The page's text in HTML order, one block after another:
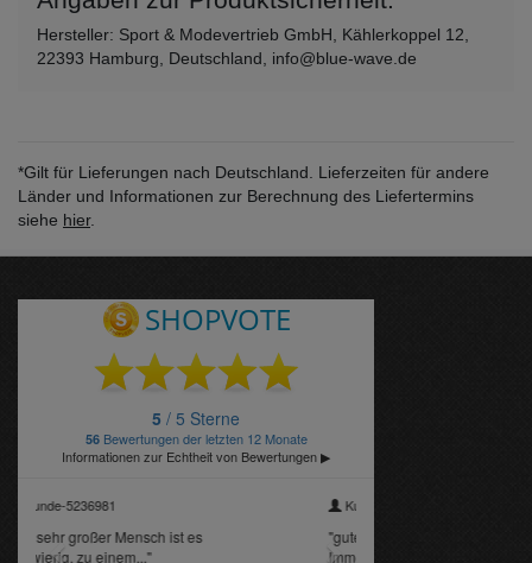
Hersteller: Sport & Modevertrieb GmbH, Kählerkoppel 12,
22393 Hamburg, Deutschland, info@blue-wave.de
*Gilt für Lieferungen nach Deutschland. Lieferzeiten für andere
Länder und Informationen zur Berechnung des Liefertermins
siehe hier.